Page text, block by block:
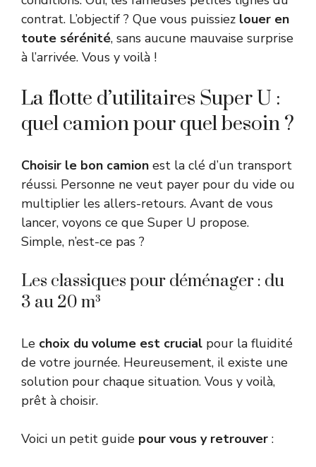
contrat. L’objectif ? Que vous puissiez louer en
toute sérénité, sans aucune mauvaise surprise
à l’arrivée. Vous y voilà !
La flotte d’utilitaires Super U :
quel camion pour quel besoin ?
Choisir le bon camion est la clé d’un transport
réussi. Personne ne veut payer pour du vide ou
multiplier les allers-retours. Avant de vous
lancer, voyons ce que Super U propose.
Simple, n’est-ce pas ?
Les classiques pour déménager : du
3 au 20 m³
Le choix du volume est crucial pour la fluidité
de votre journée. Heureusement, il existe une
solution pour chaque situation. Vous y voilà,
prêt à choisir.
Voici un petit guide pour vous y retrouver :